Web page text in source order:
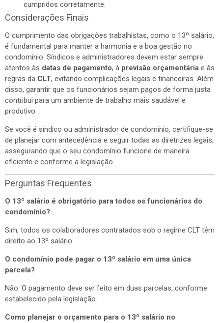
cumpridos corretamente.
Considerações Finais
O cumprimento das obrigações trabalhistas, como o 13º salário,
é fundamental para manter a harmonia e a boa gestão no
condomínio. Síndicos e administradores devem estar sempre
atentos às datas de pagamento, à previsão orçamentária e às
regras da CLT, evitando complicações legais e financeiras. Além
disso, garantir que os funcionários sejam pagos de forma justa
contribui para um ambiente de trabalho mais saudável e
produtivo.
Se você é síndico ou administrador de condomínio, certifique-se
de planejar com antecedência e seguir todas as diretrizes legais,
assegurando que o seu condomínio funcione de maneira
eficiente e conforme a legislação.
Perguntas Frequentes
O 13º salário é obrigatório para todos os funcionários do
condomínio?
Sim, todos os colaboradores contratados sob o regime CLT têm
direito ao 13º salário.
O condomínio pode pagar o 13º salário em uma única
parcela?
Não. O pagamento deve ser feito em duas parcelas, conforme
estabelecido pela legislação.
Como planejar o orçamento para o 13º salário no